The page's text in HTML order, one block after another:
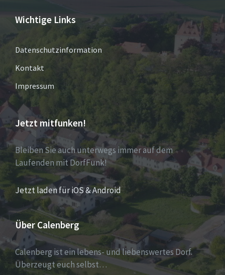
Wichtige Links
Datenschutzinformation
Kontakt
Impressum
Jetzt mitfunken!
Bleiben Sie auch unterwegs immer auf dem
Laufenden mit DorfFunk!
Jetzt laden für iOS & Android
Über Calenberg
Calenberg ist ein lebens- und liebenswertes Dorf.
Überzeugt euch selbst…